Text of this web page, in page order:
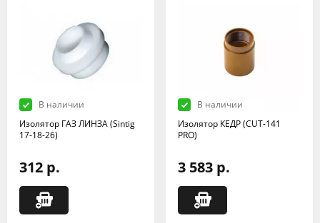
В наличии
Изолятор ГАЗ ЛИНЗА (Sintig
17-18-26)
312 р.
В наличии
Изолятор КЕДР (CUT-141
PRO)
3 583 р.